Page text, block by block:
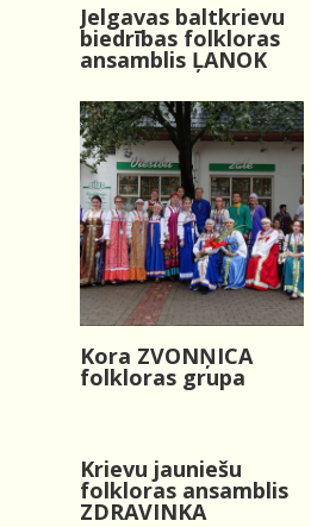
Jelgavas baltkrievu
biedrības folkloras
ansamblis ĻANOK
Kora ZVONŅICA
folkloras grupa
Krievu jauniešu
folkloras ansamblis
ZDRAVINKA